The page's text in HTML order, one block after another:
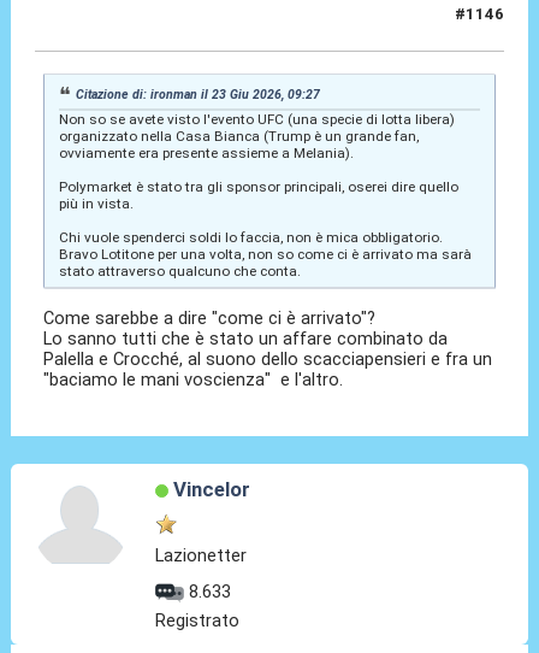
#1146
Citazione di: ironman il 23 Giu 2026, 09:27
Non so se avete visto l'evento UFC (una specie di lotta libera)
organizzato nella Casa Bianca (Trump è un grande fan,
ovviamente era presente assieme a Melania).
Polymarket è stato tra gli sponsor principali, oserei dire quello
più in vista.
Chi vuole spenderci soldi lo faccia, non è mica obbligatorio.
Bravo Lotitone per una volta, non so come ci è arrivato ma sarà
stato attraverso qualcuno che conta.
Come sarebbe a dire "come ci è arrivato"?
Lo sanno tutti che è stato un affare combinato da
Palella e Crocché, al suono dello scacciapensieri e fra un
"baciamo le mani voscienza" e l'altro.
Vincelor
Lazionetter
8.633
Registrato